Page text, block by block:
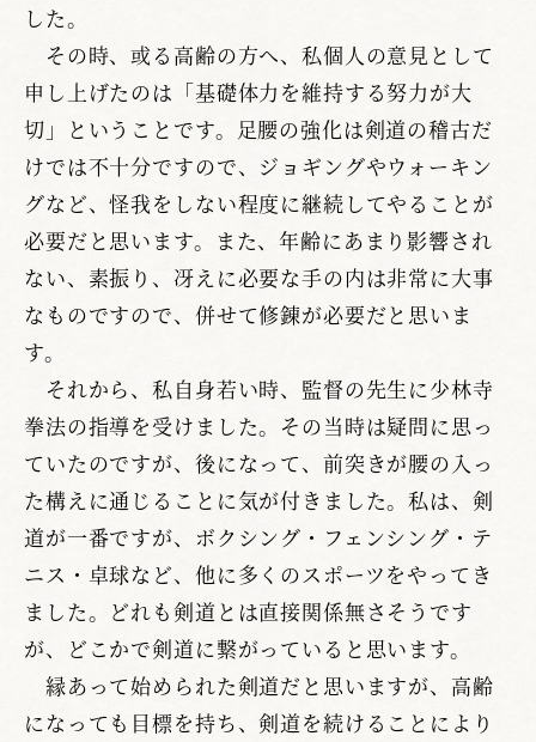
した。
その時、或る高齢の方へ、私個人の意見として
申し上げたのは「基礎体力を維持する努力が大
切」ということです。足腰の強化は剣道の稽古だ
けでは不十分ですので、ジョギングやウォーキン
グなど、怪我をしない程度に継続してやることが
必要だと思います。また、年齢にあまり影響され
ない、素振り、冴えに必要な手の内は非常に大事
なものですので、併せて修錬が必要だと思いま
す。
それから、私自身若い時、監督の先生に少林寺
拳法の指導を受けました。その当時は疑問に思っ
ていたのですが、後になって、前突きが腰の入っ
た構えに通じることに気が付きました。私は、剣
道が一番ですが、ボクシング・フェンシング・テ
ニス・卓球など、他に多くのスポーツをやってき
ました。どれも剣道とは直接関係無さそうです
が、どこかで剣道に繋がっていると思います。
縁あって始められた剣道だと思いますが、高齢
になっても目標を持ち、剣道を続けることにより